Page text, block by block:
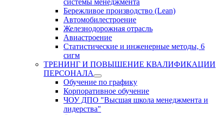
системы менеджмента
Бережливое производство (Lean)
Автомобилестроение
Железнодорожная отрасль
Авиастроение
Статистические и инженерные методы, 6
сигм
ТРЕНИНГ И ПОВЫШЕНИЕ КВАЛИФИКАЦИИ
ПЕРСОНАЛА
Обучение по графику
Корпоративное обучение
ЧОУ ДПО "Высшая школа менеджмента и
лидерства"